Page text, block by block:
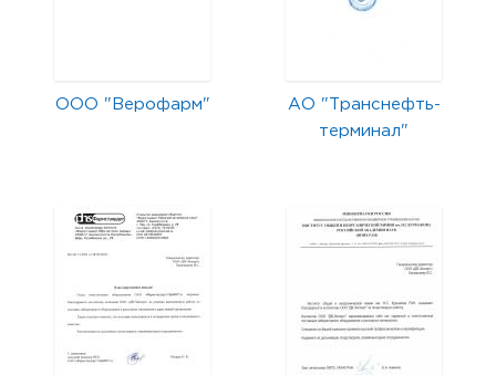
ООО "Верофарм"
АО "Транснефть-
терминал"